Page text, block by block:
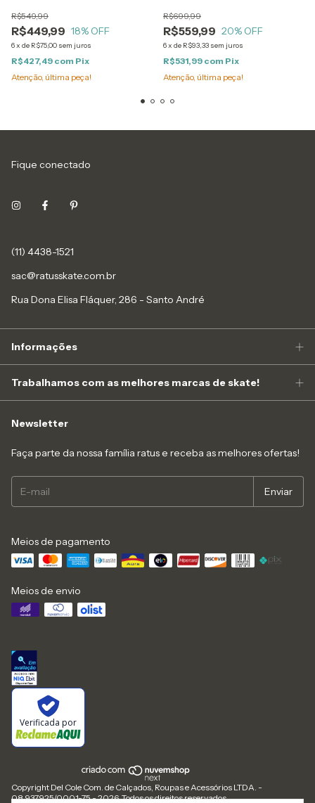
R$449,99
R$549,99
18% OFF
6x de R$75,00 sem juros
R$427,49 com Pix
Atenção, última peça!
R$559,99
R$699,99
20% OFF
6x de R$93,33 sem juros
R$531,99 com Pix
Atenção, última peça!
Fique conectado
(11) 4438-1521
sac@ratusskate.com.br
Rua Dona Elisa Fláquer, 286 - Santo André
Informações
Trabalhamos com as melhores marcas de skate!
Newsletter
Faça parte da nossa família ratus e receba as melhores ofertas!
Meios de pagamento
Meios de envio
Verificada por
Copyright Del Cole Com. de Calçados, Roupas e Acessórios LTDA. -
08.937.925/0001-75 - 2026. Todos os direitos reservados.